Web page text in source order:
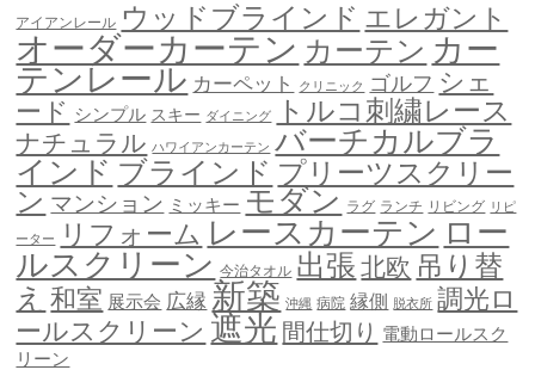
アイアンレール ウッドブラインド エレガント
オーダーカーテン カーテン カー
テンレール カーペット クリニック ゴルフ シェ
ード シンプル スキー ダイニング トルコ刺繍レース
ナチュラル ハワイアンカーテン バーチカルブラ
インド ブラインド プリーツスクリー
ン マンション ミッキー モダン ラグ ランチ リビング リピ
ーター リフォーム レースカーテン ロー
ルスクリーン 今治タオル 出張 北欧 吊り替
え 和室 展示会 広縁 新築 沖縄 病院 縁側 脱衣所 調光ロ
ールスクリーン 遮光 間仕切り 電動ロールスク
リーン